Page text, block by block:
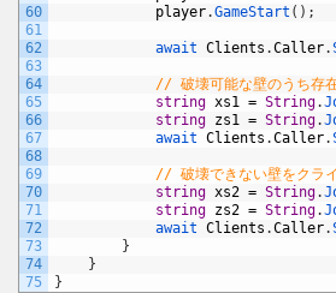
60
61
62
63
64
65
66
67
68
69
70
71
72
73
74
75
player.GameStart ( ) ;
await Clients .Caller.
// 破壊可能な壁のうち存
string xs1 = String.
string zs1 = String.
await Clients .Caller.
// 破壊できない壁をクラ
string xs2 = String.
string zs2 = String.
await Clients .Caller.
}
}
}